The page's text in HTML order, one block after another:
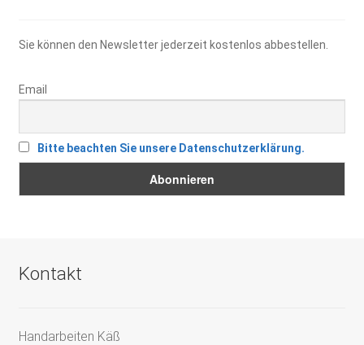
Sie können den Newsletter jederzeit kostenlos abbestellen.
Email
Bitte beachten Sie unsere Datenschutzerklärung.
Kontakt
Handarbeiten Käß